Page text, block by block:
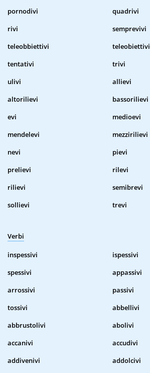
pornodivi
quadrivi
rivi
semprevivi
teleobbiettivi
teleobiettivi
tentativi
trivi
ulivi
allievi
altorilievi
bassorilievi
evi
medioevi
mendelevi
mezzirilievi
nevi
pievi
prelievi
rilevi
rilievi
semibrevi
sollievi
trevi
Verbi
inspessivi
ispessivi
spessivi
appassivi
arrossivi
passivi
tossivi
abbellivi
abbrustolivi
abolivi
accanivi
accudivi
addivenivi
addolcivi